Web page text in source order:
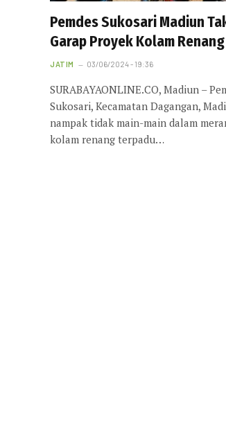
Pemdes Sukosari Madiun
Garap Proyek Kolam
JATIM 03/06/2024 - 19:36
SURABAYAONLINE.CO, Madiun –
Sukosari, Kecamatan Dagangan,
nampak tidak main-main dalam
kolam renang terpadu…